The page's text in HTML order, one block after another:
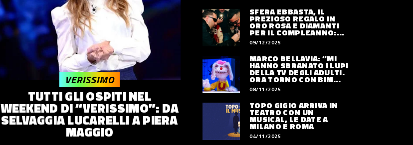
TUTTI GLI OSPITI NEL
WEEKEND DI “VERISSIMO”: DA
SELVAGGIA LUCARELLI A PIERA
MAGGIO
VERISSIMO
SFERA EBBASTA, IL
PREZIOSO REGALO IN
ORO ROSA E DIAMANTI
PER IL COMPLEANNO:
QUANTO VALE
09/12/2025
MARCO BELLAVIA: “MI
HANNO SBRANATO I LUPI
DELLA TV DEGLI ADULTI.
ORA TORNO CON BIM
BUM BAM PARTY”
08/11/2025
TOPO GIGIO ARRIVA IN
TEATRO CON UN
MUSICAL, LE DATE A
MILANO E ROMA
04/11/2025